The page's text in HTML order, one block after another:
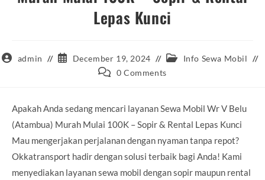
Lepas Kunci
Postadmin
Post
published:
December 19, 2024
Post Info Sewa Mobil
Post 0 Comments
Apakah Anda sedang mencari layanan Sewa Mobil Wr V Belu
(Atambua) Murah Mulai 100K – Sopir & Rental Lepas Kunci
Mau mengerjakan perjalanan dengan nyaman tanpa repot?
Okkatransport hadir dengan solusi terbaik bagi Anda! Kami
menyediakan layanan sewa mobil dengan sopir maupun rental